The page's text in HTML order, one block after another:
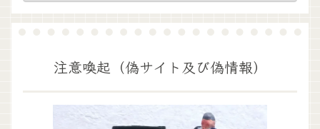
注意喚起（偽サイト及び偽情報）